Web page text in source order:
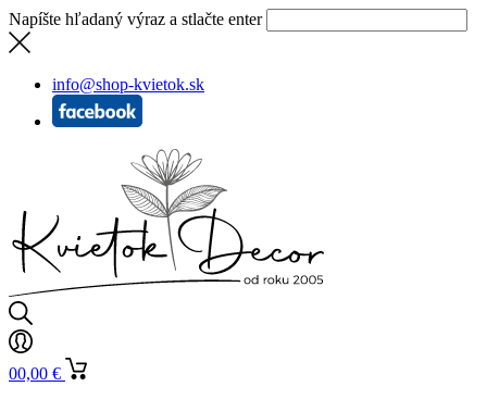
Napíšte hľadaný výraz a stlačte enter
info@shop-kvietok.sk
00,00 €